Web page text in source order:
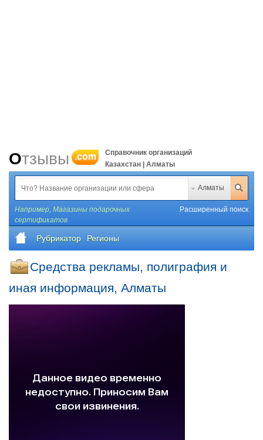
Отзывы .com
Справочник организаций
Казахстан | Алматы
Алматы
Например, Магазины подарочных
сертификатов
Расширенный поиск
Рубрикатор Регионы
Средства рекламы, полиграфия и
иная информация, Алматы